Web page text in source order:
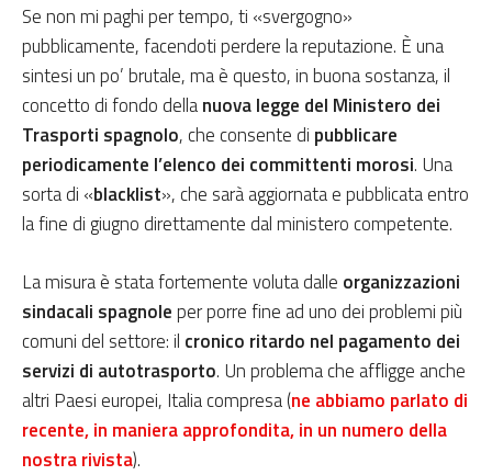
Se non mi paghi per tempo, ti «svergogno»
pubblicamente, facendoti perdere la reputazione. È una
sintesi un po’ brutale, ma è questo, in buona sostanza, il
concetto di fondo dellanuova legge del Ministero dei
Trasporti spagnolo, che consente di pubblicare
periodicamente l’elenco dei committenti morosi. Una
sorta di «blacklist», che sarà aggiornata e pubblicata entro
la fine di giugno direttamente dal ministero competente.
La misura è stata fortemente voluta dalle organizzazioni
sindacali spagnoleper porre fine ad uno dei problemi più
comuni del settore: il cronico ritardo nel pagamento dei
servizi di autotrasporto. Un problema che affligge anche
altri Paesi europei, Italia compresa (ne abbiamo parlato di
recente, in maniera approfondita, in un numero della
nostra rivista).